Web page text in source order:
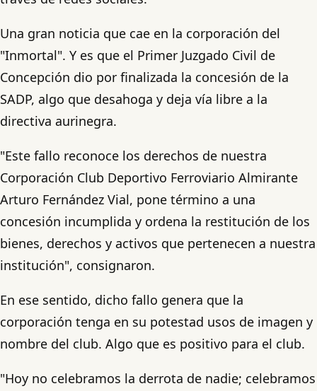
Una gran noticia que cae en la corporación del
"Inmortal". Y es que el Primer Juzgado Civil de
Concepción dio por finalizada la concesión de la
SADP, algo que desahoga y deja vía libre a la
directiva aurinegra.
"Este fallo reconoce los derechos de nuestra
Corporación Club Deportivo Ferroviario Almirante
Arturo Fernández Vial, pone término a una
concesión incumplida y ordena la restitución de los
bienes, derechos y activos que pertenecen a nuestra
institución", consignaron.
En ese sentido, dicho fallo genera que la
corporación tenga en su potestad usos de imagen y
nombre del club. Algo que es positivo para el club.
"Hoy no celebramos la derrota de nadie; celebramos